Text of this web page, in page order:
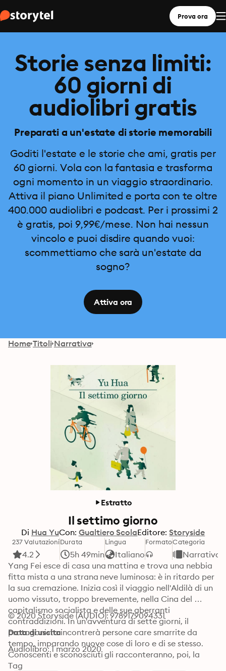
Prova ora
Storie senza limiti:
60 giorni di
audiolibri gratis
Preparati a un'estate di storie memorabili
Goditi l'estate e le storie che ami, gratis per
60 giorni. Vola con la fantasia e trasforma
ogni momento in un viaggio straordinario.
Attiva il piano Unlimited e porta con te oltre
400.000 audiolibri e podcast. Per i prossimi 2
è gratis, poi 9,99€/mese. Non hai nessun
vincolo e puoi disdire quando vuoi:
scommettiamo che sarà un'estate da
sogno?
Attiva ora
Home Titoli Narrativa
Estratto
Il settimo giorno
Di Hua YuCon: Gualtiero ScolaEditore: Storyside
237 Valutazioni
4.2
Durata
5h 49min
Lingua
Italiano
FormatoCategoria
Narrativa
Yang Fei esce di casa una mattina e trova una nebbia
fitta mista a una strana neve luminosa: è in ritardo per
la sua cremazione. Inizia così il viaggio nell'Aldilà di un
uomo vissuto, troppo brevemente, nella Cina del
capitalismo socialista e delle sue aberranti
contraddizioni. In un'avventura di sette giorni, il
protagonista incontrerà persone care smarrite da
tempo, imparando nuove cose di loro e di se stesso.
Conoscenti e sconosciuti gli racconteranno, poi, la
propria storia nell'inferno vero, l'Aldiquà: demolizioni
© 2020 Storyside (AUDIO): 9789179094331
Data di uscita
Audiolibro: 1 marzo 2020
Tag